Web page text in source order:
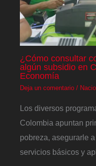
¿Cómo consultar
algún subsidio en
Economía
Deja un comentario /
Los diversos
Colombia apuntan
pobreza, asegurarle
servicios básicos y